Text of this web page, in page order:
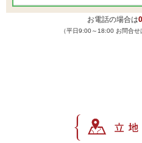
お電話の場合は
（平日9:00～18:00 お問合せ